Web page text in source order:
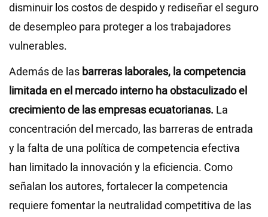
disminuir los costos de despido y rediseñar el seguro
de desempleo para proteger a los trabajadores
vulnerables.
Además de las barreras laborales, la competencia
limitada en el mercado interno ha obstaculizado el
crecimiento de las empresas ecuatorianas. La
concentración del mercado, las barreras de entrada
y la falta de una política de competencia efectiva
han limitado la innovación y la eficiencia. Como
señalan los autores, fortalecer la competencia
requiere fomentar la neutralidad competitiva de las